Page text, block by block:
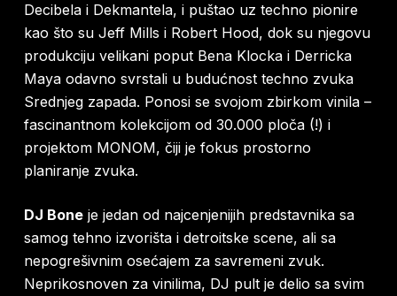
Decibela i Dekmantela, i puštao uz techno pionire
kao što su Jeff Mills i Robert Hood, dok su njegovu
produkciju velikani poput Bena Klocka i Derricka
Maya odavno svrstali u budućnost techno zvuka
Srednjeg zapada. Ponosi se svojom zbirkom vinila –
fascinantnom kolekcijom od 30.000 ploča (!) i
projektom MONOM, čiji je fokus prostorno
planiranje zvuka.
DJ Boneje jedan od najcenjenijih predstavnika sa
samog tehno izvorišta i detroitske scene, ali sa
nepogrešivnim osećajem za savremeni zvuk.
Neprikosnoven za vinilima, DJ pult je delio sa svim